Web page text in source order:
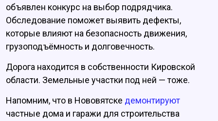
объявлен конкурс на выбор подрядчика.
Обследование поможет выявить дефекты,
которые влияют на безопасность движения,
грузоподъёмность и долговечность.
Дорога находится в собственности Кировской
области. Земельные участки под ней — тоже.
Напомним, что в Нововятске демонтируют
частные дома и гаражи для строительства